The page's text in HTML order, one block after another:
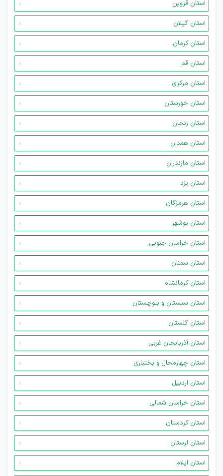
استان قزوین
استان گیلان
استان کرمان
استان قم
استان مرکزی
استان خوزستان
استان زنجان
استان همدان
استان مازندران
استان یزد
استان هرمزگان
استان بوشهر
استان خراسان جنوبی
استان سمنان
استان کرمانشاه
استان سیستان و بلوچستان
استان گلستان
استان آذربایجان غربی
استان چهارمحال و بختیاری
استان اردبیل
استان خراسان شمالی
استان کردستان
استان لرستان
استان ایلام